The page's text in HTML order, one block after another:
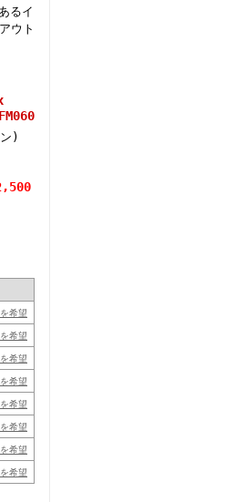
るイ
ウト
)
希望
希望
希望
希望
希望
希望
希望
希望